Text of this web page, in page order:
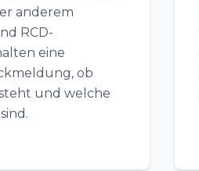
anderem
RCD-
eine
ob
und welche